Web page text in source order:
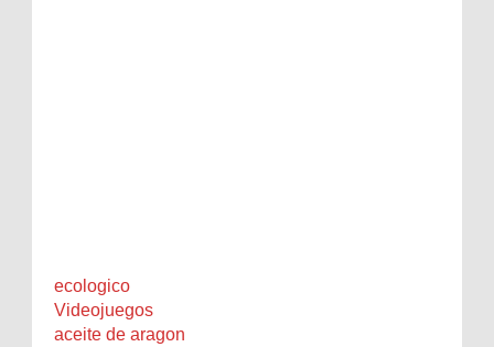
ecologico
Videojuegos
aceite de aragon